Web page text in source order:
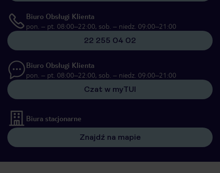
Biuro Obsługi Klienta
pon. – pt. 08:00–22:00, sob. – niedz. 09:00–21:00
22 255 04 02
Biuro Obsługi Klienta
pon. – pt. 08:00–22:00, sob. – niedz. 09:00–21:00
Czat w myTUI
Biura stacjonarne
Znajdź na mapie